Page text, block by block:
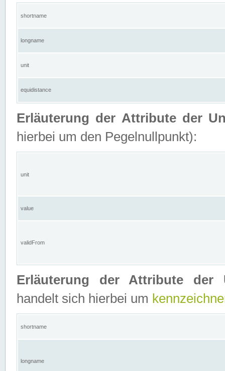
shortname
longname
unit
equidistance
Erläuterung der Attribute der
hierbei um den Pegelnullpunkt):
unit
value
validFrom
Erläuterung der Attribute der
handelt sich hierbei um
shortname
longname